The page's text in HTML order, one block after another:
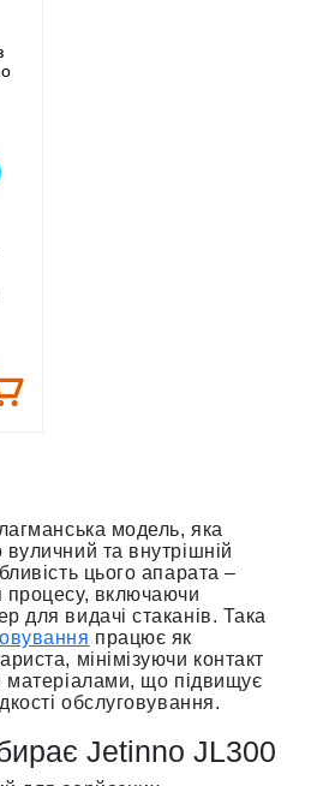
модель, яка
та внутрішній
цього апарата –
процесу, включаючи
для видачі стаканів. Така
працює як
мінімізуючи контакт
матеріалами, що підвищує
обслуговування.
Jetinno JL300